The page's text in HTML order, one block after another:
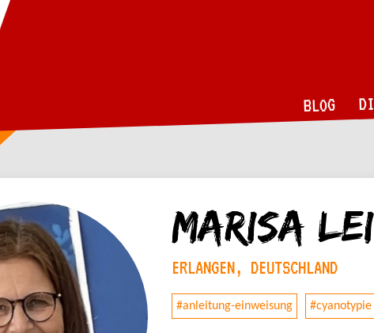
BLOG
Marisa
ERLANGEN, DEUTSCHLAND
#anleitung-einweisung #cyanotypie